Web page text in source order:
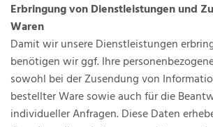
Erbringung von Dienstleistungen und
Waren
Damit wir unsere Dienstleistungen
benötigen wir ggf. Ihre
sowohl bei der Zusendung von
bestellter Ware sowie auch für die
individueller Anfragen. Diese Daten